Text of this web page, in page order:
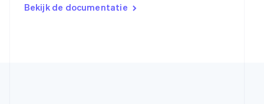
Bekijk de documentatie
English